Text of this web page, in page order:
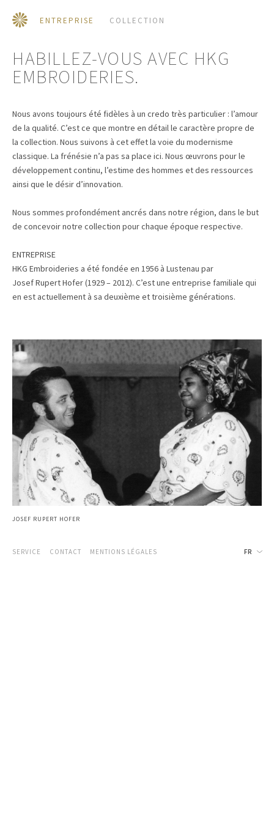
ENTREPRISE COLLECTION
HABILLEZ-VOUS AVEC HKG
EMBROIDERIES.
Nous avons toujours été fidèles à un credo très particulier : l’amour
de la qualité. C’est ce que montre en détail le caractère propre de
la collection. Nous suivons à cet effet la voie du modernisme
classique. La frénésie n’a pas sa place ici. Nous œuvrons pour le
développement continu, l’estime des hommes et des ressources
ainsi que le désir d’innovation.
Nous sommes profondément ancrés dans notre région, dans le but
de concevoir notre collection pour chaque époque respective.
ENTREPRISE
HKG Embroideries a été fondée en 1956 à Lustenau par
Josef Rupert Hofer (1929 – 2012). C’est une entreprise familiale qui
en est actuellement à sa deuxième et troisième générations.
JOSEF RUPERT HOFER
SERVICE CONTACT MENTIONS LÉGALES FR